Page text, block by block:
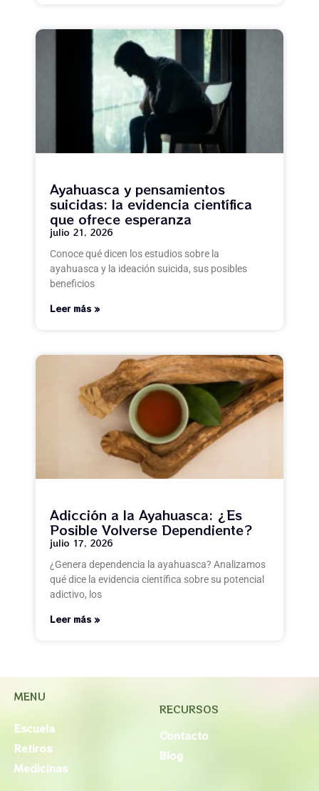
Ayahuasca y pensamientos
suicidas: la evidencia científica
que ofrece esperanza
julio 21, 2026
Conoce qué dicen los estudios sobre la
ayahuasca y la ideación suicida, sus posibles
beneficios
Leer más »
Adicción a la Ayahuasca: ¿Es
Posible Volverse Dependiente?
julio 17, 2026
¿Genera dependencia la ayahuasca? Analizamos
qué dice la evidencia científica sobre su potencial
adictivo, los
Leer más »
MENU
Escuela
Retiros
Medicinas
RECURSOS
Contacto
Blog